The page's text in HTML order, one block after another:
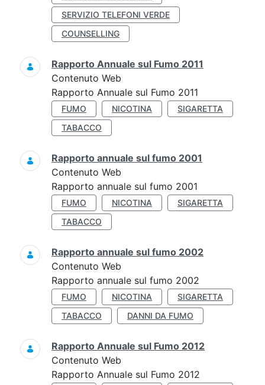
SERVIZIO TELEFONI VERDE
COUNSELLING
Rapporto Annuale sul Fumo 2011
Contenuto Web
Rapporto Annuale sul Fumo 2011
FUMO NICOTINA
SIGARETTA
TABACCO
Rapporto annuale sul fumo 2001
Contenuto Web
Rapporto annuale sul fumo 2001
FUMO NICOTINA
SIGARETTA
TABACCO
Rapporto annuale sul fumo 2002
Contenuto Web
Rapporto annuale sul fumo 2002
FUMO NICOTINA
SIGARETTA
TABACCO
DANNI DA FUMO
Rapporto Annuale sul Fumo 2012
Contenuto Web
Rapporto Annuale sul Fumo 2012